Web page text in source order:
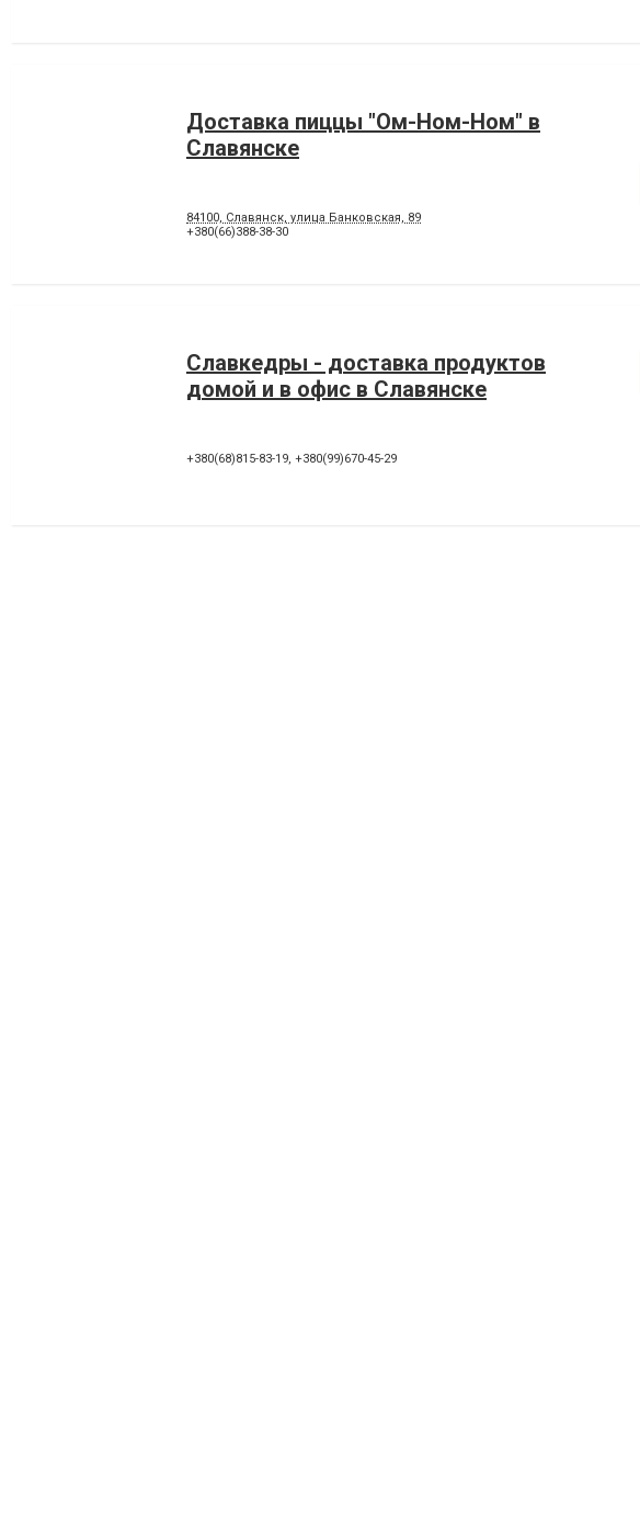
Доставка пиццы "Ом-Ном-Ном" в
Славянске
84100, Славянск, улица Банковская, 89
+380(66)388-38-30
Славкедры - доставка продуктов
домой и в офис в Славянске
+380(68)815-83-19, +380(99)670-45-29